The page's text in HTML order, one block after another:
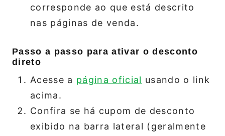
corresponde ao que está descrito
nas páginas de venda.
Passo a passo para ativar o desconto
direto
Acesse a página oficial usando o link
acima.
Confira se há cupom de desconto
exibido na barra lateral (geralmente